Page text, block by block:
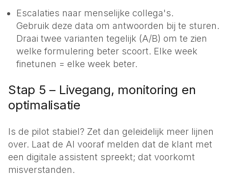
Escalaties naar menselijke collega's.
Gebruik deze data om antwoorden bij te sturen.
Draai twee varianten tegelijk (A/B) om te zien
welke formulering beter scoort. Elke week
finetunen = elke week beter.
Stap 5 – Livegang, monitoring en
optimalisatie
Is de pilot stabiel? Zet dan geleidelijk meer lijnen
over. Laat de AI vooraf melden dat de klant met
een digitale assistent spreekt; dat voorkomt
misverstanden.